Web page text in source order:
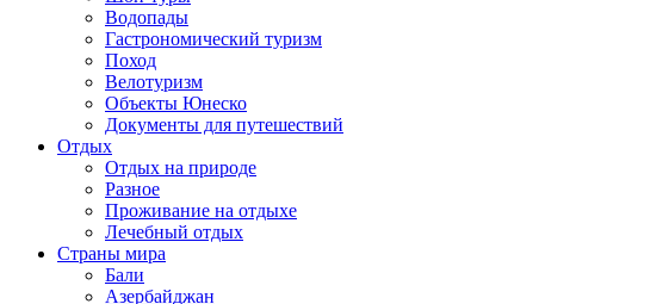
Водопады
Гастрономический туризм
Поход
Велотуризм
Объекты Юнеско
Документы для путешествий
Отдых
Отдых на природе
Разное
Проживание на отдыхе
Лечебный отдых
Страны мира
Бали
Азербайджан